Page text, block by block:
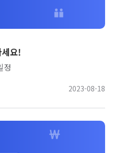
요!
정
2023-08-18